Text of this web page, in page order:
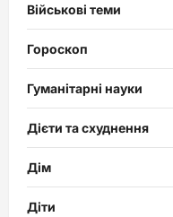
Військові теми
Гороскоп
Гуманітарні науки
Дієти та схуднення
Дім
Діти